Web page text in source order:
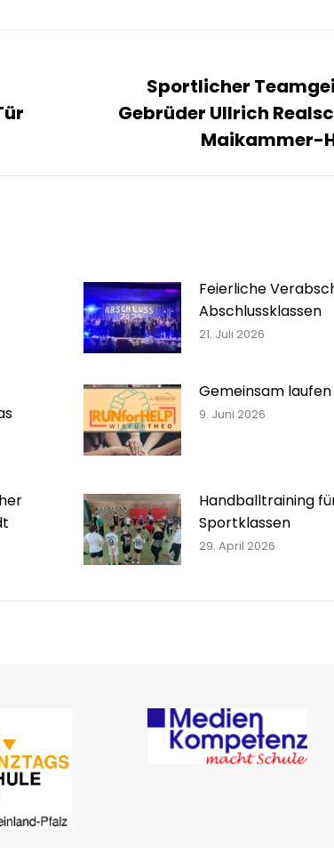
Nächster
Sportlicher
Gebrüder Ullrich
Maikammer-
Feierliche
Abschlussklassen
21. Juli 2026
Gemeinsam
9. Juni 2026
Handballtraining
Sportklassen
29. April 2026